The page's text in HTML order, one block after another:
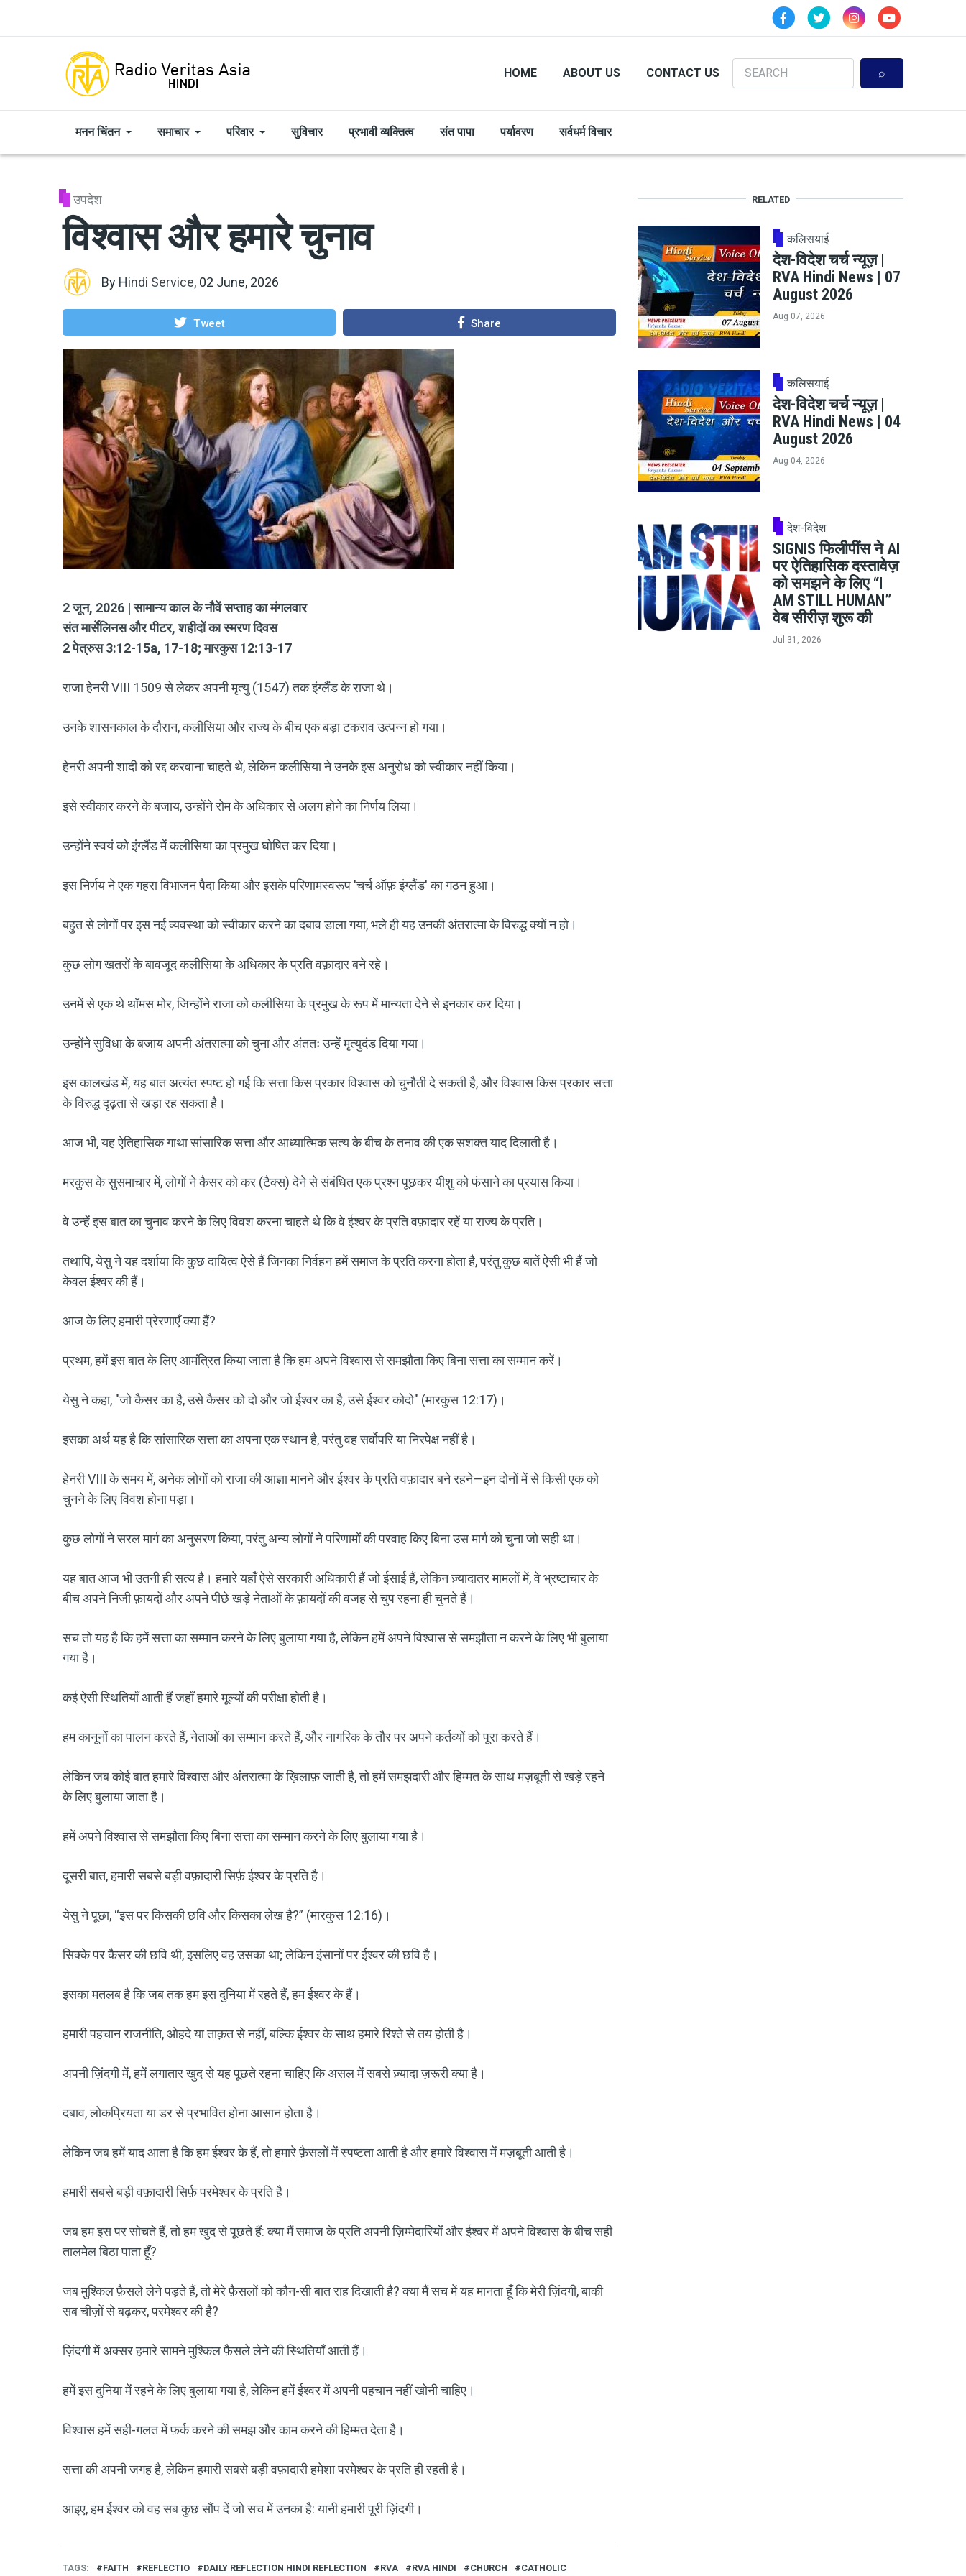
HOME ABOUT US CONTACT US
Search
मनन चिंतन समाचार परिवार सुविचार प्रभावी व्यक्तित्व संत पापा पर्यावरण सर्वधर्म विचार
उपदेश
विश्वास और हमारे चुनाव
By Hindi Service, 02 June, 2026
Tweet Share
2 जून, 2026 | सामान्य काल के नौवें सप्ताह का मंगलवार
संत मार्सेलिनस और पीटर, शहीदों का स्मरण दिवस
2 पेत्रुस 3:12-15a, 17-18; मारकुस 12:13-17
राजा हेनरी VIII 1509 से लेकर अपनी मृत्यु (1547) तक इंग्लैंड के राजा थे।
उनके शासनकाल के दौरान, कलीसिया और राज्य के बीच एक बड़ा टकराव उत्पन्न हो गया।
हेनरी अपनी शादी को रद्द करवाना चाहते थे, लेकिन कलीसिया ने उनके इस अनुरोध को स्वीकार नहीं किया।
इसे स्वीकार करने के बजाय, उन्होंने रोम के अधिकार से अलग होने का निर्णय लिया।
उन्होंने स्वयं को इंग्लैंड में कलीसिया का प्रमुख घोषित कर दिया।
इस निर्णय ने एक गहरा विभाजन पैदा किया और इसके परिणामस्वरूप 'चर्च ऑफ़ इंग्लैंड' का गठन हुआ।
बहुत से लोगों पर इस नई व्यवस्था को स्वीकार करने का दबाव डाला गया, भले ही यह उनकी अंतरात्मा के विरुद्ध क्यों न हो।
कुछ लोग खतरों के बावजूद कलीसिया के अधिकार के प्रति वफ़ादार बने रहे।
उनमें से एक थे थॉमस मोर, जिन्होंने राजा को कलीसिया के प्रमुख के रूप में मान्यता देने से इनकार कर दिया।
उन्होंने सुविधा के बजाय अपनी अंतरात्मा को चुना और अंततः उन्हें मृत्युदंड दिया गया।
इस कालखंड में, यह बात अत्यंत स्पष्ट हो गई कि सत्ता किस प्रकार विश्वास को चुनौती दे सकती है, और विश्वास किस प्रकार सत्ता
के विरुद्ध दृढ़ता से खड़ा रह सकता है।
आज भी, यह ऐतिहासिक गाथा सांसारिक सत्ता और आध्यात्मिक सत्य के बीच के तनाव की एक सशक्त याद दिलाती है।
मरकुस के सुसमाचार में, लोगों ने कैसर को कर (टैक्स) देने से संबंधित एक प्रश्न पूछकर यीशु को फंसाने का प्रयास किया।
वे उन्हें इस बात का चुनाव करने के लिए विवश करना चाहते थे कि वे ईश्वर के प्रति वफ़ादार रहें या राज्य के प्रति।
तथापि, येसु ने यह दर्शाया कि कुछ दायित्व ऐसे हैं जिनका निर्वहन हमें समाज के प्रति करना होता है, परंतु कुछ बातें ऐसी भी हैं जो
केवल ईश्वर की हैं।
आज के लिए हमारी प्रेरणाएँ क्या हैं?
प्रथम, हमें इस बात के लिए आमंत्रित किया जाता है कि हम अपने विश्वास से समझौता किए बिना सत्ता का सम्मान करें।
येसु ने कहा, "जो कैसर का है, उसे कैसर को दो और जो ईश्वर का है, उसे ईश्वर कोदो" (मारकुस 12:17)।
इसका अर्थ यह है कि सांसारिक सत्ता का अपना एक स्थान है, परंतु वह सर्वोपरि या निरपेक्ष नहीं है।
हेनरी VIII के समय में, अनेक लोगों को राजा की आज्ञा मानने और ईश्वर के प्रति वफ़ादार बने रहने—इन दोनों में से किसी एक को
चुनने के लिए विवश होना पड़ा।
कुछ लोगों ने सरल मार्ग का अनुसरण किया, परंतु अन्य लोगों ने परिणामों की परवाह किए बिना उस मार्ग को चुना जो सही था।
यह बात आज भी उतनी ही सत्य है। हमारे यहाँ ऐसे सरकारी अधिकारी हैं जो ईसाई हैं, लेकिन ज़्यादातर मामलों में, वे भ्रष्टाचार के
बीच अपने निजी फ़ायदों और अपने पीछे खड़े नेताओं के फ़ायदों की वजह से चुप रहना ही चुनते हैं।
सच तो यह है कि हमें सत्ता का सम्मान करने के लिए बुलाया गया है, लेकिन हमें अपने विश्वास से समझौता न करने के लिए भी बुलाया
गया है।
कई ऐसी स्थितियाँ आती हैं जहाँ हमारे मूल्यों की परीक्षा होती है।
हम कानूनों का पालन करते हैं, नेताओं का सम्मान करते हैं, और नागरिक के तौर पर अपने कर्तव्यों को पूरा करते हैं।
लेकिन जब कोई बात हमारे विश्वास और अंतरात्मा के ख़िलाफ़ जाती है, तो हमें समझदारी और हिम्मत के साथ मज़बूती से खड़े रहने
के लिए बुलाया जाता है।
हमें अपने विश्वास से समझौता किए बिना सत्ता का सम्मान करने के लिए बुलाया गया है।
दूसरी बात, हमारी सबसे बड़ी वफ़ादारी सिर्फ़ ईश्वर के प्रति है।
येसु ने पूछा, “इस पर किसकी छवि और किसका लेख है?” (मारकुस 12:16)।
सिक्के पर कैसर की छवि थी, इसलिए वह उसका था; लेकिन इंसानों पर ईश्वर की छवि है।
इसका मतलब है कि जब तक हम इस दुनिया में रहते हैं, हम ईश्वर के हैं।
हमारी पहचान राजनीति, ओहदे या ताक़त से नहीं, बल्कि ईश्वर के साथ हमारे रिश्ते से तय होती है।
अपनी ज़िंदगी में, हमें लगातार खुद से यह पूछते रहना चाहिए कि असल में सबसे ज़्यादा ज़रूरी क्या है।
दबाव, लोकप्रियता या डर से प्रभावित होना आसान होता है।
लेकिन जब हमें याद आता है कि हम ईश्वर के हैं, तो हमारे फ़ैसलों में स्पष्टता आती है और हमारे विश्वास में मज़बूती आती है।
हमारी सबसे बड़ी वफ़ादारी सिर्फ़ परमेश्वर के प्रति है।
जब हम इस पर सोचते हैं, तो हम खुद से पूछते हैं: क्या मैं समाज के प्रति अपनी ज़िम्मेदारियों और ईश्वर में अपने विश्वास के बीच सही
तालमेल बिठा पाता हूँ?
जब मुश्किल फ़ैसले लेने पड़ते हैं, तो मेरे फ़ैसलों को कौन-सी बात राह दिखाती है? क्या मैं सच में यह मानता हूँ कि मेरी ज़िंदगी, बाकी
सब चीज़ों से बढ़कर, परमेश्वर की है?
ज़िंदगी में अक्सर हमारे सामने मुश्किल फ़ैसले लेने की स्थितियाँ आती हैं।
हमें इस दुनिया में रहने के लिए बुलाया गया है, लेकिन हमें ईश्वर में अपनी पहचान नहीं खोनी चाहिए।
विश्वास हमें सही-गलत में फ़र्क करने की समझ और काम करने की हिम्मत देता है।
सत्ता की अपनी जगह है, लेकिन हमारी सबसे बड़ी वफ़ादारी हमेशा परमेश्वर के प्रति ही रहती है।
आइए, हम ईश्वर को वह सब कुछ सौंप दें जो सच में उनका है: यानी हमारी पूरी ज़िंदगी।
TAGS FAITH REFLECTIO DAILY REFLECTION HINDI REFLECTION RVA RVA HINDI CHURCH CATHOLIC
RELATED
कलिसयाई
देश-विदेश चर्च न्यूज़ |
RVA Hindi News | 07
August 2026
Aug 07, 2026
कलिसयाई
देश-विदेश चर्च न्यूज़ |
RVA Hindi News | 04
August 2026
Aug 04, 2026
देश-विदेश
SIGNIS फिलीपींस ने AI
पर ऐतिहासिक दस्तावेज़
को समझने के लिए “I
AM STILL HUMAN”
वेब सीरीज़ शुरू की
Jul 31, 2026